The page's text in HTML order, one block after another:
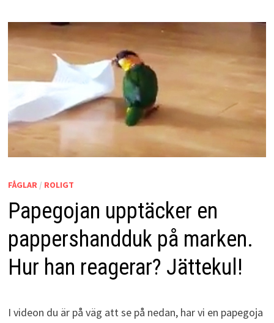
FÅGLAR/ ROLIGT
Papegojan upptäcker en
pappershandduk på marken.
Hur han reagerar? Jättekul!
I videon du är på väg att se på nedan, har vi en papegoja